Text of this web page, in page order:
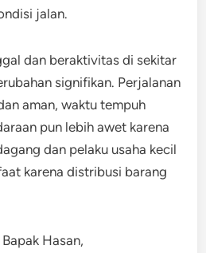
jalan.
dan beraktivitas di sekitar
signifikan. Perjalanan
aman, waktu tempuh
pun lebih awet karena
dan pelaku usaha kecil
karena distribusi barang
Hasan,